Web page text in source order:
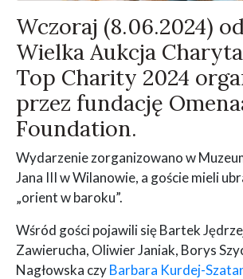
Wczoraj (8.06.2024)
Wielka Aukcja
Top Charity 2024
przez fundację
Foundation.
Wydarzenie zorganizowano w
Jana III w Wilanowie, a goście mieli
„orient w baroku”.
Wśród gości pojawili się Bartek
Zawierucha, Oliwier Janiak, Borys
Nagłowska czyBarbara Kurdej-